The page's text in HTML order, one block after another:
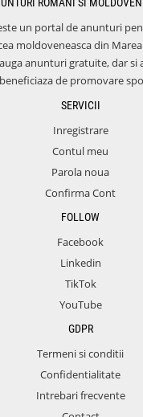
un portal de anunturi
moldoveneasca din
anunturi gratuite, dar si
beneficiaza de promovare
SERVICII
Inregistrare
Contul meu
Parola noua
Confirma Cont
FOLLOW
Facebook
Linkedin
TikTok
YouTube
GDPR
Termeni si conditii
Confidentialitate
Intrebari frecvente